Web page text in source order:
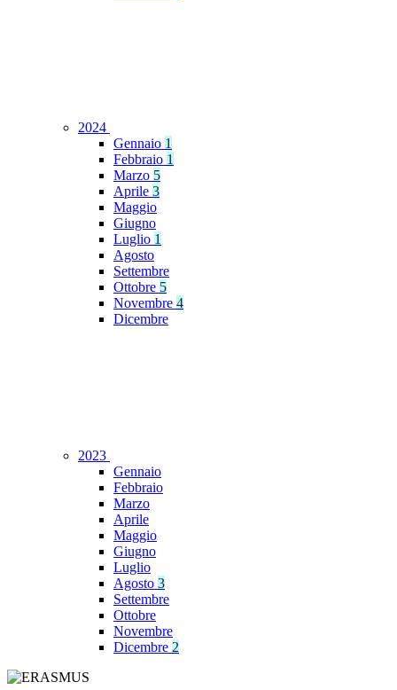
2024
Gennaio 1
Febbraio 1
Marzo 5
Aprile 3
Maggio
Giugno
Luglio 1
Agosto
Settembre
Ottobre 5
Novembre 4
Dicembre
2023
Gennaio
Febbraio
Marzo
Aprile
Maggio
Giugno
Luglio
Agosto 3
Settembre
Ottobre
Novembre
Dicembre 2